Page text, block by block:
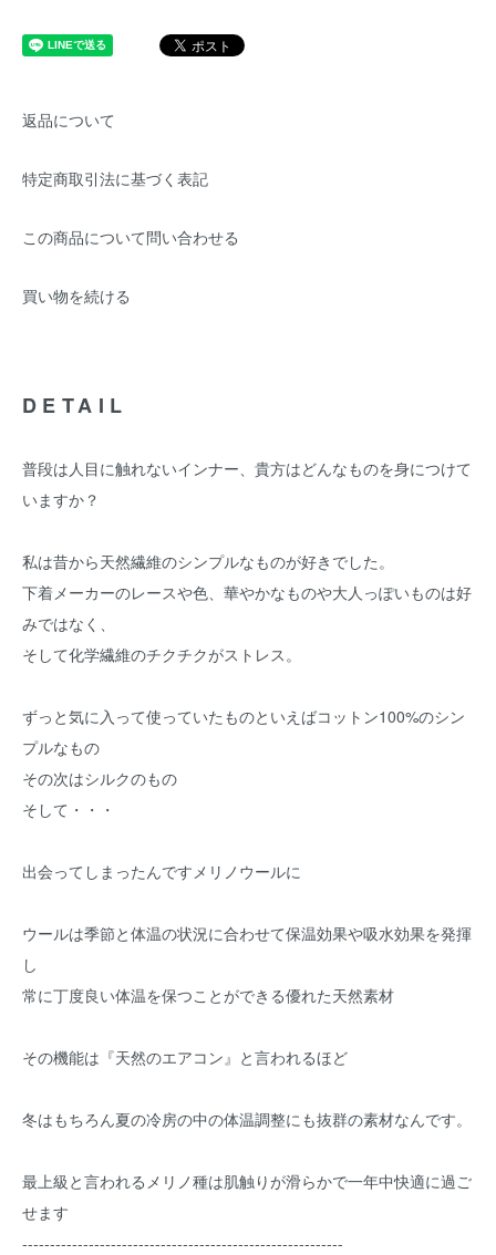
返品について
特定商取引法に基づく表記
この商品について問い合わせる
買い物を続ける
DETAIL
普段は人目に触れないインナー、貴方はどんなものを身につけて
いますか？
私は昔から天然繊維のシンプルなものが好きでした。
下着メーカーのレースや色、華やかなものや大人っぽいものは好
みではなく、
そして化学繊維のチクチクがストレス。
ずっと気に入って使っていたものといえばコットン100%のシン
プルなもの
その次はシルクのもの
そして・・・
出会ってしまったんですメリノウールに
ウールは季節と体温の状況に合わせて保温効果や吸水効果を発揮
し
常に丁度良い体温を保つことができる優れた天然素材
その機能は『天然のエアコン』と言われるほど
冬はもちろん夏の冷房の中の体温調整にも抜群の素材なんです。
最上級と言われるメリノ種は肌触りが滑らかで一年中快適に過ご
せます
----------------------------------------------------------